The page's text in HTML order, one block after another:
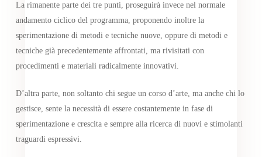
La rimanente parte dei tre punti, proseguirà invece nel normale
andamento ciclico del programma, proponendo inoltre la
sperimentazione di metodi e tecniche nuove, oppure di metodi e
tecniche già precedentemente affrontati, ma rivisitati con
procedimenti e materiali radicalmente innovativi.
D’altra parte, non soltanto chi segue un corso d’arte, ma anche chi lo
gestisce, sente la necessità di essere costantemente in fase di
sperimentazione e crescita e sempre alla ricerca di nuovi e stimolanti
traguardi espressivi.